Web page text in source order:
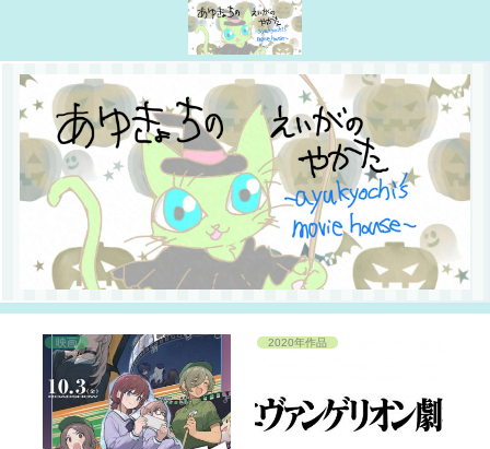
映画 2020年作品